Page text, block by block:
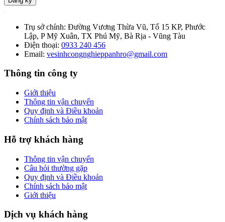
Trụ sở chính: Đường Vương Thừa Vũ, Tổ 15 KP, Phước
Lập, P Mỹ Xuân, TX Phú Mỹ, Bà Rịa - Vũng Tàu
Điện thoại: 0933 240 456
Email: vesinhcongnghieppanhro@gmail.com
Thông tin công ty
Giới thiệu
Thông tin vận chuyển
Quy định và Điều khoản
Chính sách bảo mật
Hỗ trợ khách hàng
Thông tin vận chuyển
Câu hỏi thường gặp
Quy định và Điều khoản
Chính sách bảo mật
Giới thiệu
Dịch vụ khách hàng